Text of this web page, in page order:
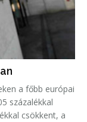
a főbb európai
csökkent, a